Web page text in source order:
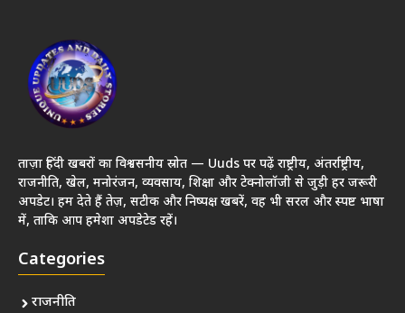
ताज़ा हिंदी खबरों का विश्वसनीय स्रोत — Uuds पर पढ़ें राष्ट्रीय, अंतर्राष्ट्रीय,
राजनीति, खेल, मनोरंजन, व्यवसाय, शिक्षा और टेक्नोलॉजी से जुड़ी हर जरूरी
अपडेट। हम देते हैं तेज़, सटीक और निष्पक्ष खबरें, वह भी सरल और स्पष्ट भाषा
में, ताकि आप हमेशा अपडेटेड रहें।
Categories
राजनीति